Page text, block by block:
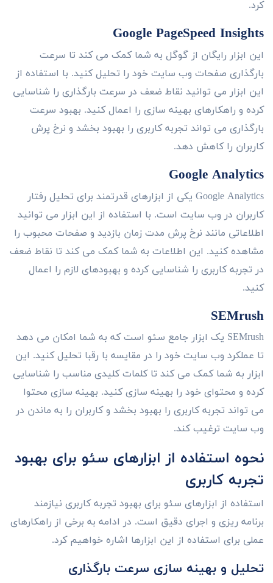
کرد.
Google PageSpeed Insights
این ابزار رایگان از گوگل به شما کمک می کند تا سرعت
بارگذاری صفحات وب سایت خود را تحلیل کنید. با استفاده از
این ابزار می توانید نقاط ضعف در سرعت بارگذاری را شناسایی
کرده و راهکارهای بهینه سازی را اعمال کنید. بهبود سرعت
بارگذاری می تواند تجربه کاربری را بهبود بخشد و نرخ پرش
کاربران را کاهش دهد.
Google Analytics
Google Analytics یکی از ابزارهای قدرتمند برای تحلیل رفتار
کاربران در وب سایت است. با استفاده از این ابزار می توانید
اطلاعاتی مانند نرخ پرش مدت زمان بازدید و صفحات محبوب را
مشاهده کنید. این اطلاعات به شما کمک می کند تا نقاط ضعف
در تجربه کاربری را شناسایی کرده و بهبودهای لازم را اعمال
کنید.
SEMrush
SEMrush یک ابزار جامع سئو است که به شما امکان می دهد
تا عملکرد وب سایت خود را در مقایسه با رقبا تحلیل کنید. این
ابزار به شما کمک می کند تا کلمات کلیدی مناسب را شناسایی
کرده و محتوای خود را بهینه سازی کنید. بهینه سازی محتوا
می تواند تجربه کاربری را بهبود بخشد و کاربران را به ماندن در
وب سایت ترغیب کند.
نحوه استفاده از ابزارهای سئو برای بهبود
تجربه کاربری
استفاده از ابزارهای سئو برای بهبود تجربه کاربری نیازمند
برنامه ریزی و اجرای دقیق است. در ادامه به برخی از راهکارهای
عملی برای استفاده از این ابزارها اشاره خواهیم کرد.
تحلیل و بهینه سازی سرعت بارگذاری